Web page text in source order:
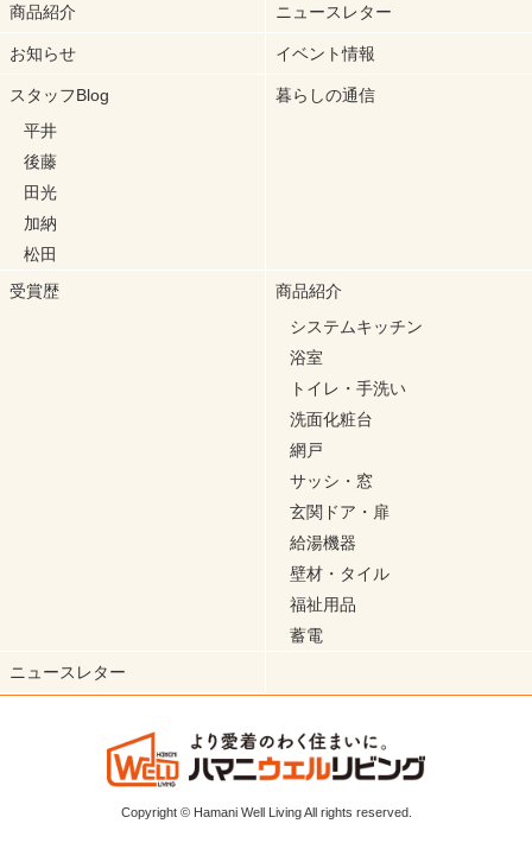
商品紹介 ニュースレター
お知らせ イベント情報
スタッフBlog
平井
後藤
田光
加納
松田
暮らしの通信
受賞歴
商品紹介
システムキッチン
浴室
トイレ・手洗い
洗面化粧台
網戸
サッシ・窓
玄関ドア・扉
給湯機器
壁材・タイル
福祉用品
蓄電
ニュースレター
Copyright © Hamani Well Living All rights reserved.